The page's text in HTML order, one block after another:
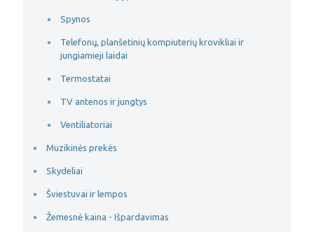
Spynos
Telefonų, planšetinių kompiuterių krovikliai ir
jungiamieji laidai
Termostatai
TV antenos ir jungtys
Ventiliatoriai
Muzikinės prekės
Skydeliai
Šviestuvai ir lempos
Žemesnė kaina - Išpardavimas